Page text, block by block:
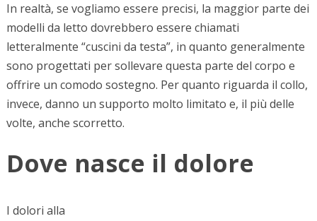
In realtà, se vogliamo essere precisi, la maggior parte dei
modelli da letto dovrebbero essere chiamati
letteralmente “cuscini da testa”, in quanto generalmente
sono progettati per sollevare questa parte del corpo e
offrire un comodo sostegno. Per quanto riguarda il collo,
invece, danno un supporto molto limitato e, il più delle
volte, anche scorretto.
Dove nasce il dolore
I dolori alla